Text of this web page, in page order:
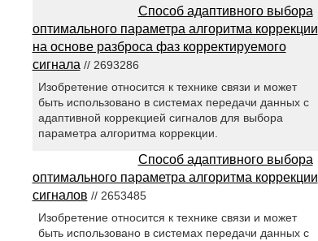
Способ адаптивного выбора
оптимального параметра алгоритма коррекции
на основе разброса фаз корректируемого
сигнала // 2693286
Изобретение относится к технике связи и может
быть использовано в системах передачи данных с
адаптивной коррекцией сигналов для выбора
параметра алгоритма коррекции.
Способ адаптивного выбора
оптимального параметра алгоритма коррекции
сигналов // 2653485
Изобретение относится к технике связи и может
быть использовано в системах передачи данных с